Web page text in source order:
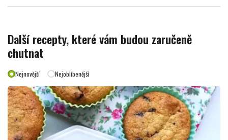
Další recepty, které vám budou zaručeně
chutnat
Nejnovější Nejoblíbenější